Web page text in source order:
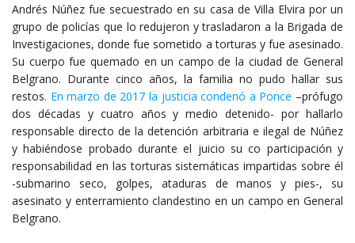
Andrés Núñez fue secuestrado en su casa de Villa Elvira por un
grupo de policías que lo redujeron y trasladaron a la Brigada de
Investigaciones, donde fue sometido a torturas y fue asesinado.
Su cuerpo fue quemado en un campo de la ciudad de General
Belgrano. Durante cinco años, la familia no pudo hallar sus
restos. En marzo de 2017 la justicia condenó a Ponce –prófugo
dos décadas y cuatro años y medio detenido- por hallarlo
responsable directo de la detención arbitraria e ilegal de Núñez
y habiéndose probado durante el juicio su co participación y
responsabilidad en las torturas sistemáticas impartidas sobre él
-submarino seco, golpes, ataduras de manos y pies-, su
asesinato y enterramiento clandestino en un campo en General
Belgrano.